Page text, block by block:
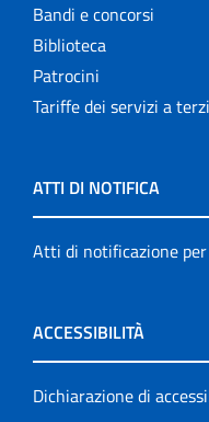
Bandi e concorsi
Biblioteca
Patrocini
Tariffe dei servizi a terzi
ATTI DI NOTIFICA
Atti di notificazione
ACCESSIBILITÀ
Dichiarazione di